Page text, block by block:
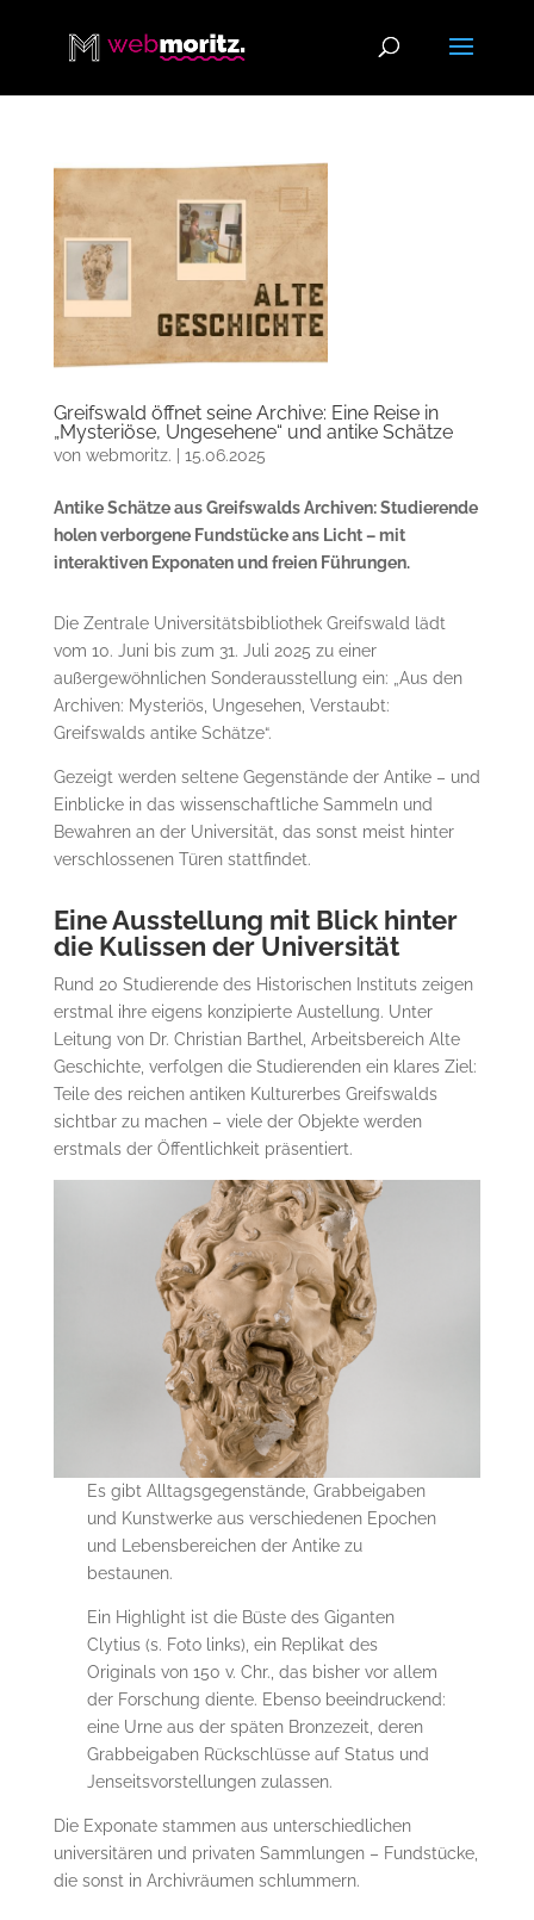
Greifswald öffnet seine Archive: Eine Reise in
„Mysteriöse, Ungesehene“ und antike Schätze
von webmoritz. | 15.06.2025
Antike Schätze aus Greifswalds Archiven: Studierende
holen verborgene Fundstücke ans Licht – mit
interaktiven Exponaten und freien Führungen.
Die Zentrale Universitätsbibliothek Greifswald lädt
vom 10. Juni bis zum 31. Juli 2025 zu einer
außergewöhnlichen Sonderausstellung ein: „Aus den
Archiven: Mysteriös, Ungesehen, Verstaubt:
Greifswalds antike Schätze“.
Gezeigt werden seltene Gegenstände der Antike – und
Einblicke in das wissenschaftliche Sammeln und
Bewahren an der Universität, das sonst meist hinter
verschlossenen Türen stattfindet.
Eine Ausstellung mit Blick hinter
die Kulissen der Universität
Rund 20 Studierende des Historischen Instituts zeigen
erstmal ihre eigens konzipierte Austellung. Unter
Leitung von Dr. Christian Barthel, Arbeitsbereich Alte
Geschichte, verfolgen die Studierenden ein klares Ziel:
Teile des reichen antiken Kulturerbes Greifswalds
sichtbar zu machen – viele der Objekte werden
erstmals der Öffentlichkeit präsentiert.
Es gibt Alltagsgegenstände, Grabbeigaben
und Kunstwerke aus verschiedenen Epochen
und Lebensbereichen der Antike zu
bestaunen.
Ein Highlight ist die Büste des Giganten
Clytius (s. Foto links), ein Replikat des
Originals von 150 v. Chr., das bisher vor allem
der Forschung diente. Ebenso beeindruckend:
eine Urne aus der späten Bronzezeit, deren
Grabbeigaben Rückschlüsse auf Status und
Jenseitsvorstellungen zulassen.
Die Exponate stammen aus unterschiedlichen
universitären und privaten Sammlungen – Fundstücke,
die sonst in Archivräumen schlummern.